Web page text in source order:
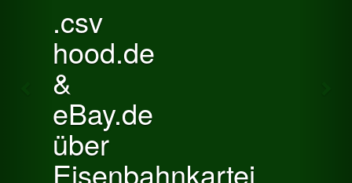
.csv
hood.de
&
eBay.de
über
Eisenbahnkartei